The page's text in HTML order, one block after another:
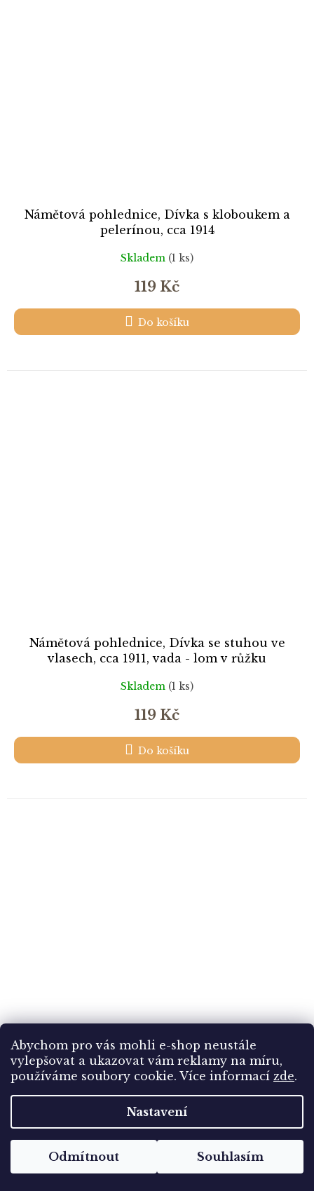
Abychom pro vás mohli e-shop neustále
vylepšovat a ukazovat vám reklamy na míru,
používáme soubory cookie. Více informací zde.
Nastavení
Odmítnout Souhlasím
Námětová pohlednice, Dívka s kloboukem a
pelerínou, cca 1914
Skladem (1 ks)
119 Kč
Do košíku
Námětová pohlednice, Dívka se stuhou ve
vlasech, cca 1911, vada - lom v růžku
Skladem (1 ks)
119 Kč
Do košíku
Námětová pohlednice, Dáma v klobouku s
kožešinovým boa, cca 1916
Skladem(1 ks)
119 Kč